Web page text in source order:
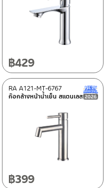
฿429
New Arrival สินค้าใหม่ ปี 2026
ก๊อกล้างหน้าน้ำเย็น สแตนเลส
RA A121-MT-6767
฿399